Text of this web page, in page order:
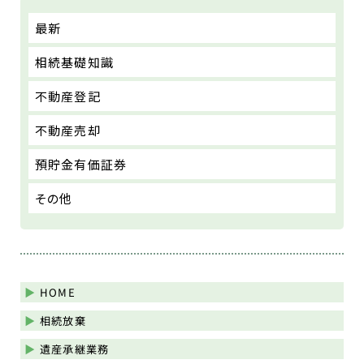
最新
相続基礎知識
不動産登記
不動産売却
預貯金有価証券
その他
HOME
相続放棄
遺産承継業務